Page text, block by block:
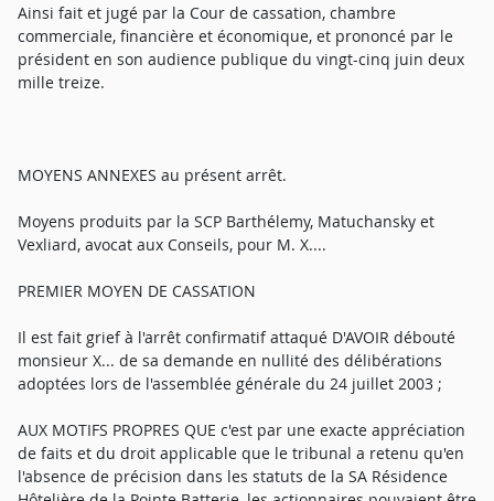
Ainsi fait et jugé par la Cour de cassation, chambre
commerciale, financière et économique, et prononcé par le
président en son audience publique du vingt-cinq juin deux
mille treize.
MOYENS ANNEXES au présent arrêt.
Moyens produits par la SCP Barthélemy, Matuchansky et
Vexliard, avocat aux Conseils, pour M. X....
PREMIER MOYEN DE CASSATION
Il est fait grief à l'arrêt confirmatif attaqué D'AVOIR débouté
monsieur X... de sa demande en nullité des délibérations
adoptées lors de l'assemblée générale du 24 juillet 2003 ;
AUX MOTIFS PROPRES QUE c'est par une exacte appréciation
de faits et du droit applicable que le tribunal a retenu qu'en
l'absence de précision dans les statuts de la SA Résidence